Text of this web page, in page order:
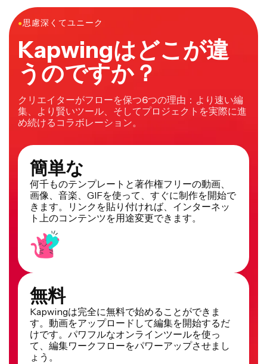
60 FPSの再生なら、実時間で30分（または1,800秒）の
映像が必要。60フレーム × 30秒 = 1,800秒。
●思慮深くてユニーク
Kapwingはどこが違
うのですか？
クリエイターがフローを保つ6つの理由：より速い編
集、より賢いツール、そしてプロジェクトを実際に進
め続けるコラボレーション。
簡単な
何千ものテンプレートと著作権フリーの動画、
画像、音楽、GIFを使って、すぐに制作を開始で
きます。リンクを貼り付ければ、インターネッ
ト上のコンテンツを用途変更できます。
無料
Kapwingは完全に無料で始めることができま
す。動画をアップロードして編集を開始するだ
けです。パワフルなオンラインツールを使っ
て、編集ワークフローをパワーアップさせまし
ょう。